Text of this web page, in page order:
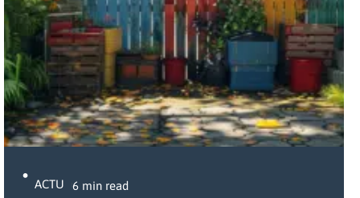
ACTU 6 min read